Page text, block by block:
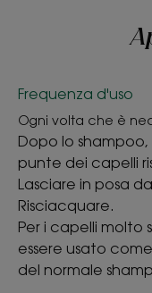
disciplina i capelli
secchi.
• RISTRUTTURA:
fibra del capello,
protette.
CONSISTENZA
Frequenza d'uso
Ogni volta che è
Dopo lo
punte dei capelli
Lasciare in posa
Risciacquare.
Per i capelli
essere usato
del normale